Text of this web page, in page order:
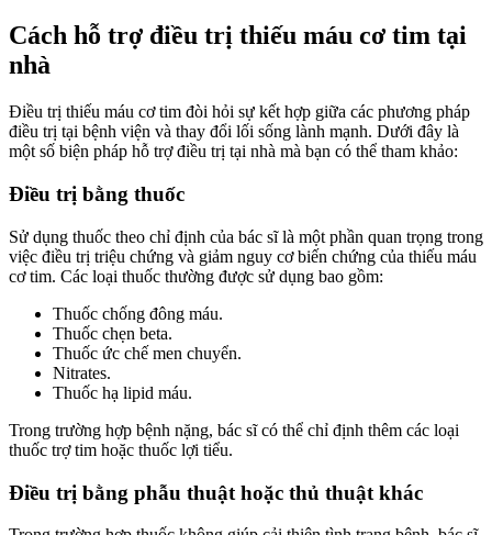
Cách hỗ trợ điều trị thiếu máu cơ tim tại
nhà
Điều trị thiếu máu cơ tim đòi hỏi sự kết hợp giữa các phương pháp
điều trị tại bệnh viện và thay đổi lối sống lành mạnh. Dưới đây là
một số biện pháp hỗ trợ điều trị tại nhà mà bạn có thể tham khảo:
Điều trị bằng thuốc
Sử dụng thuốc theo chỉ định của bác sĩ là một phần quan trọng trong
việc điều trị triệu chứng và giảm nguy cơ biến chứng của thiếu máu
cơ tim. Các loại thuốc thường được sử dụng bao gồm:
Thuốc chống đông máu.
Thuốc chẹn beta.
Thuốc ức chế men chuyển.
Nitrates.
Thuốc hạ lipid máu.
Trong trường hợp bệnh nặng, bác sĩ có thể chỉ định thêm các loại
thuốc trợ tim hoặc thuốc lợi tiểu.
Điều trị bằng phẫu thuật hoặc thủ thuật khác